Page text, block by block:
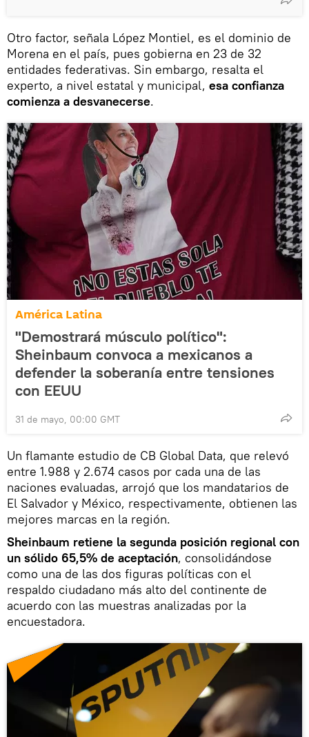
Otro factor, señala López Montiel, es el dominio de
Morena en el país, pues gobierna en 23 de 32
entidades federativas. Sin embargo, resalta el
experto, a nivel estatal y municipal, esa confianza
comienza a desvanecerse.
América Latina
"Demostrará músculo político":
Sheinbaum convoca a mexicanos a
defender la soberanía entre tensiones
con EEUU
31 de mayo, 00:00 GMT
Un flamante estudio de CB Global Data, que relevó
entre 1.988 y 2.674 casos por cada una de las
naciones evaluadas, arrojó que los mandatarios de
El Salvador y México, respectivamente, obtienen las
mejores marcas en la región.
Sheinbaum retiene la segunda posición regional con
un sólido 65,5% de aceptación, consolidándose
como una de las dos figuras políticas con el
respaldo ciudadano más alto del continente de
acuerdo con las muestras analizadas por la
encuestadora.